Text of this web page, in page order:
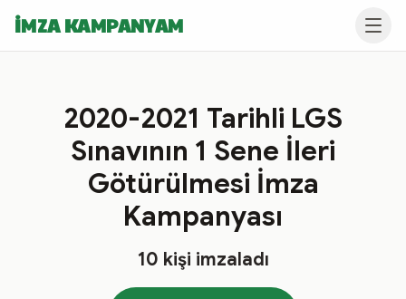
İMZA KAMPANYAM
2020-2021 Tarihli LGS
Sınavının 1 Sene İleri
Götürülmesi İmza
Kampanyası
10 kişi imzaladı